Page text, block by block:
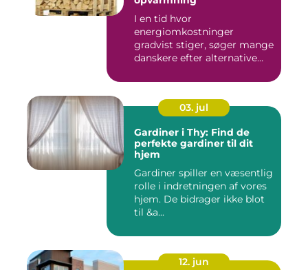
I en tid hvor
energiomkostninger
gradvist stiger, søger mange
danskere efter alternative
03. jul
Gardiner i Thy: Find de
perfekte gardiner til dit
hjem
Gardiner spiller en væsentlig
rolle i indretningen af vores
hjem. De bidrager ikke blot
til &a...
12. jun